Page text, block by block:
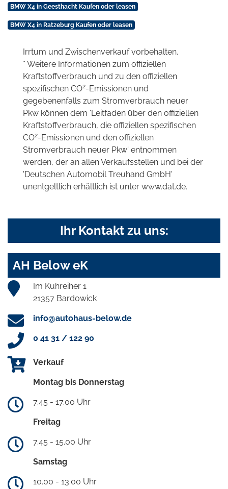
BMW X4 in Geesthacht Kaufen oder leasen
BMW X4 in Ratzeburg Kaufen oder leasen
Irrtum und Zwischenverkauf vorbehalten.
* Weitere Informationen zum offiziellen
Kraftstoffverbrauch und zu den offiziellen
spezifischen CO2-Emissionen und
gegebenenfalls zum Stromverbrauch neuer
Pkw können dem 'Leitfaden über den offiziellen
Kraftstoffverbrauch, die offiziellen spezifischen
CO2-Emissionen und den offiziellen
Stromverbrauch neuer Pkw' entnommen
werden, der an allen Verkaufsstellen und bei der
'Deutschen Automobil Treuhand GmbH'
unentgeltlich erhältlich ist unter www.dat.de.
Ihr Kontakt zu uns:
AH Below eK
Im Kuhreiher 1
21357 Bardowick
info@autohaus-below.de
0 41 31 / 122 90
Verkauf
Montag bis Donnerstag
7.45 - 17.00 Uhr
Freitag
7.45 - 15.00 Uhr
Samstag
10.00 - 13.00 Uhr